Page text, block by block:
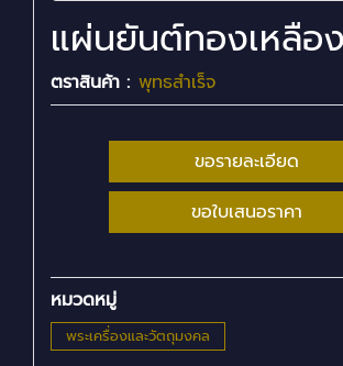
แผ่นยันต์ทองเหลือง
ตราสินค้า : พุทธสำเร็จ
ขอรายละเอียด
ขอใบเสนอราคา
หมวดหมู่
พระเครื่องและวัตถุมงคล